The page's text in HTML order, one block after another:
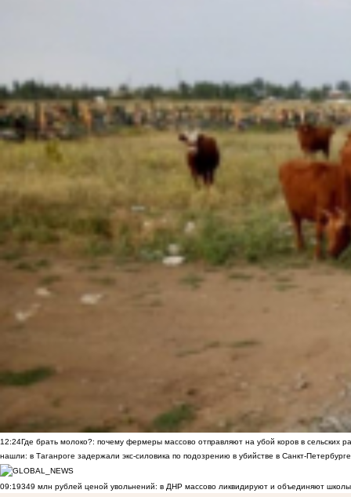
12:24Где брать молоко?: почему фермеры массово отправляют на убой коров в сельских
нашли: в Таганроге задержали экс-силовика по подозрению в убийстве в Санкт-Петербурге
09:19349 млн рублей ценой увольнений: в ДНР массово ликвидируют и объединяют